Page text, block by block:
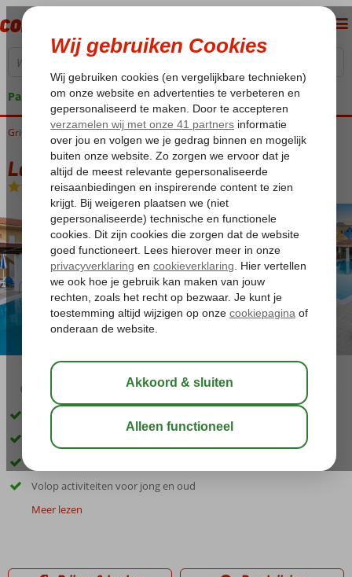
Pakketgarantie
Home
Griekenland Kreta Gouves Lavris Hotel & Spa
Lavris Hotel & Spa
Halfpension- Hotel
03:30
Op loopafstand van Gouves
Fijne zwembaden binnen én buiten
Volop activiteiten voor jong en oud
Meer lezen